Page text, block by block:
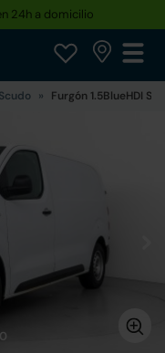
24h a domicilio
Scudo Furgón 1.5BlueHDI